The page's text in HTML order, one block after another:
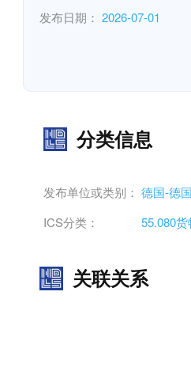
发布日期： 2026-07-01
分类信息
发布单位或类别： 德国-德
ICS分类：
55.080
关联关系